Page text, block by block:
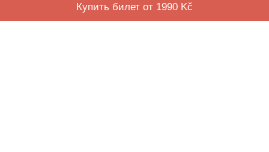
Купить билет от 1990 Kč